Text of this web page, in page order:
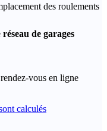
des roulements
réseau de garages
vous en ligne
calculés